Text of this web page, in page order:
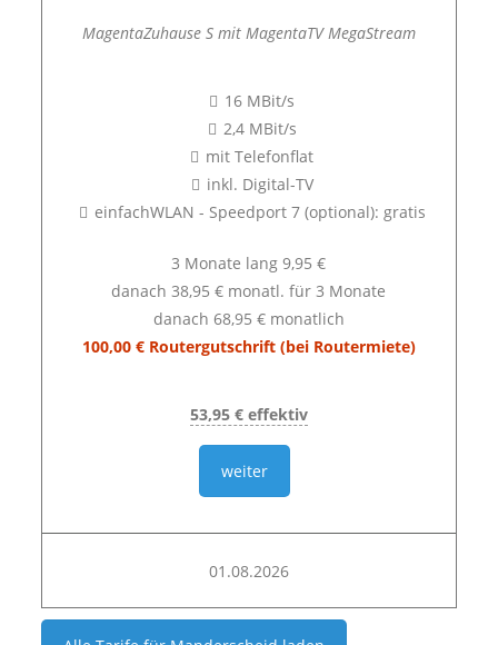
MagentaZuhause S mit MagentaTV MegaStream
16 MBit/s
2,4 MBit/s
mit Telefonflat
inkl. Digital-TV
einfachWLAN - Speedport 7 (optional): gratis
3 Monate lang 9,95 €
danach 38,95 € monatl. für 3 Monate
danach 68,95 € monatlich
100,00 € Routergutschrift (bei Routermiete)
53,95 € effektiv
weiter
01.08.2026